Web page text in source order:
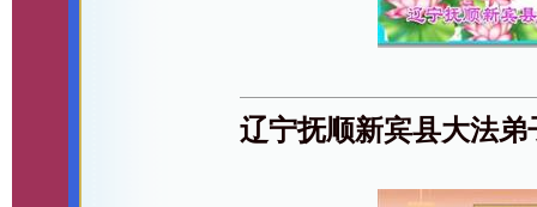
辽宁抚顺新宾县大法